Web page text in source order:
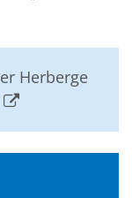
Herberge